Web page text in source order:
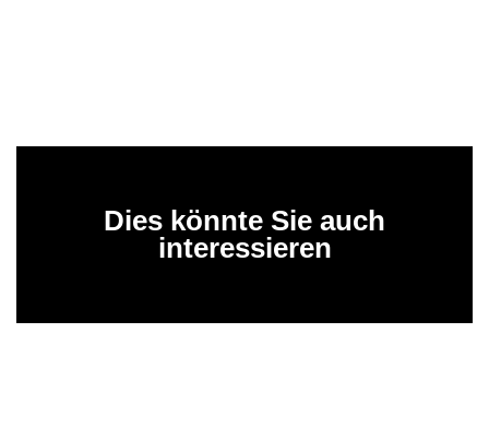
Dies könnte Sie auch
interessieren